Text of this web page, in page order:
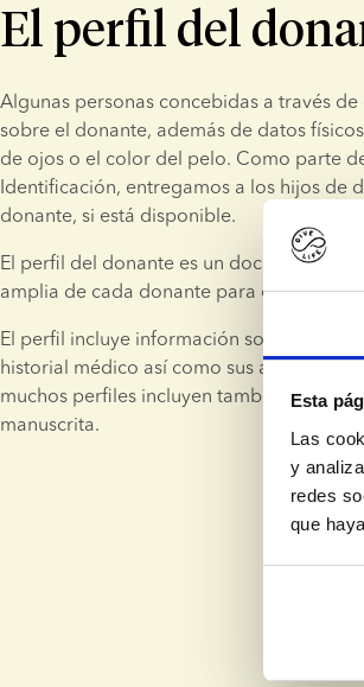
Esta
Las
y
redes
que
El perfil del
Algunas personas concebidas a través
sobre el donante, además de datos
de ojos o el color del pelo. Como parte
Identificación, entregamos a los hijos de
donante, si está disponible.
El perfil del donante es un documento
amplia de cada donante para que los
El perfil incluye información sobre los
historial médico así como sus aficiones y
muchos perfiles incluyen también una
manuscrita.​